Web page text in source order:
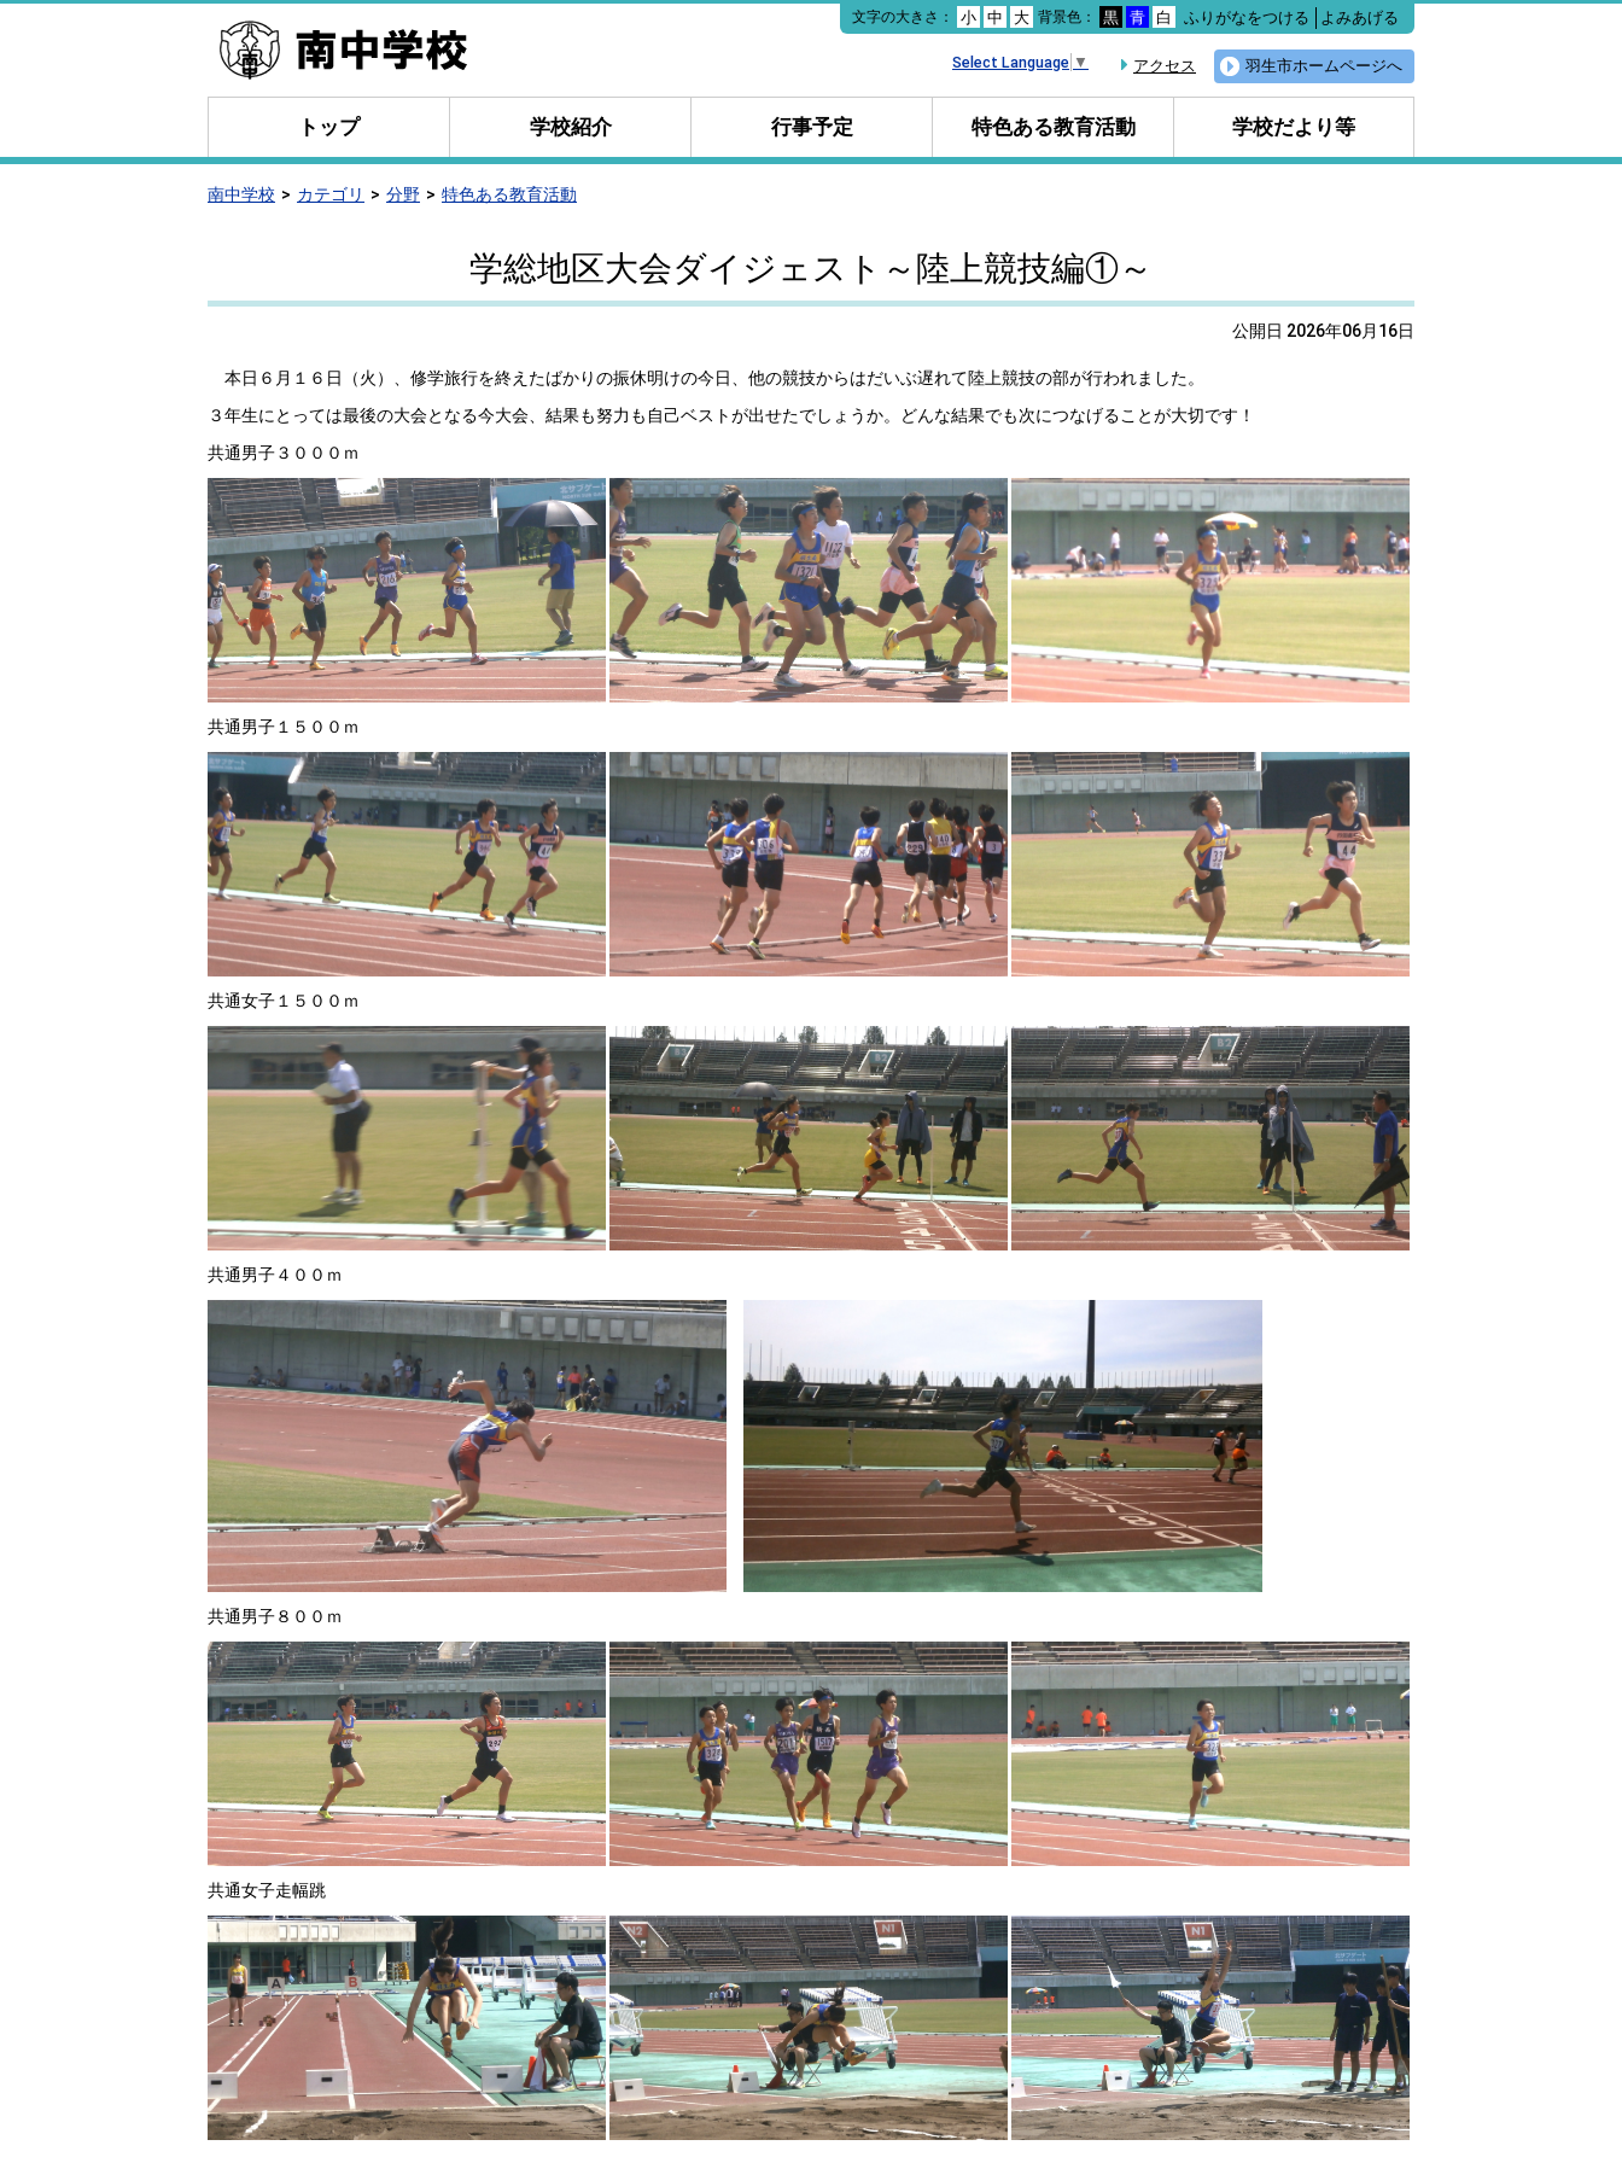
本
文
文字の大きさ： 小 中 大 背景色： 黒 青 白 ふりがなをつける よみあげる
羽生市ホームページへ
アクセス
Select Language ▼
トップ 学校紹介 行事予定 特色ある教育活動 学校だより等
南中学校 カテゴリ 分野 特色ある教育活動
学総地区大会ダイジェスト～陸上競技編①～
公開日 2026年06月16日
本日６月１６日（火）、修学旅行を終えたばかりの振休明けの今日、他の競技からはだいぶ遅れて陸上競技の部が行われました。
３年生にとっては最後の大会となる今大会、結果も努力も自己ベストが出せたでしょうか。どんな結果でも次につなげることが大切です！
共通男子３０００ｍ
共通男子１５００ｍ
共通女子１５００ｍ
共通男子４００ｍ
共通男子８００ｍ
共通女子走幅跳